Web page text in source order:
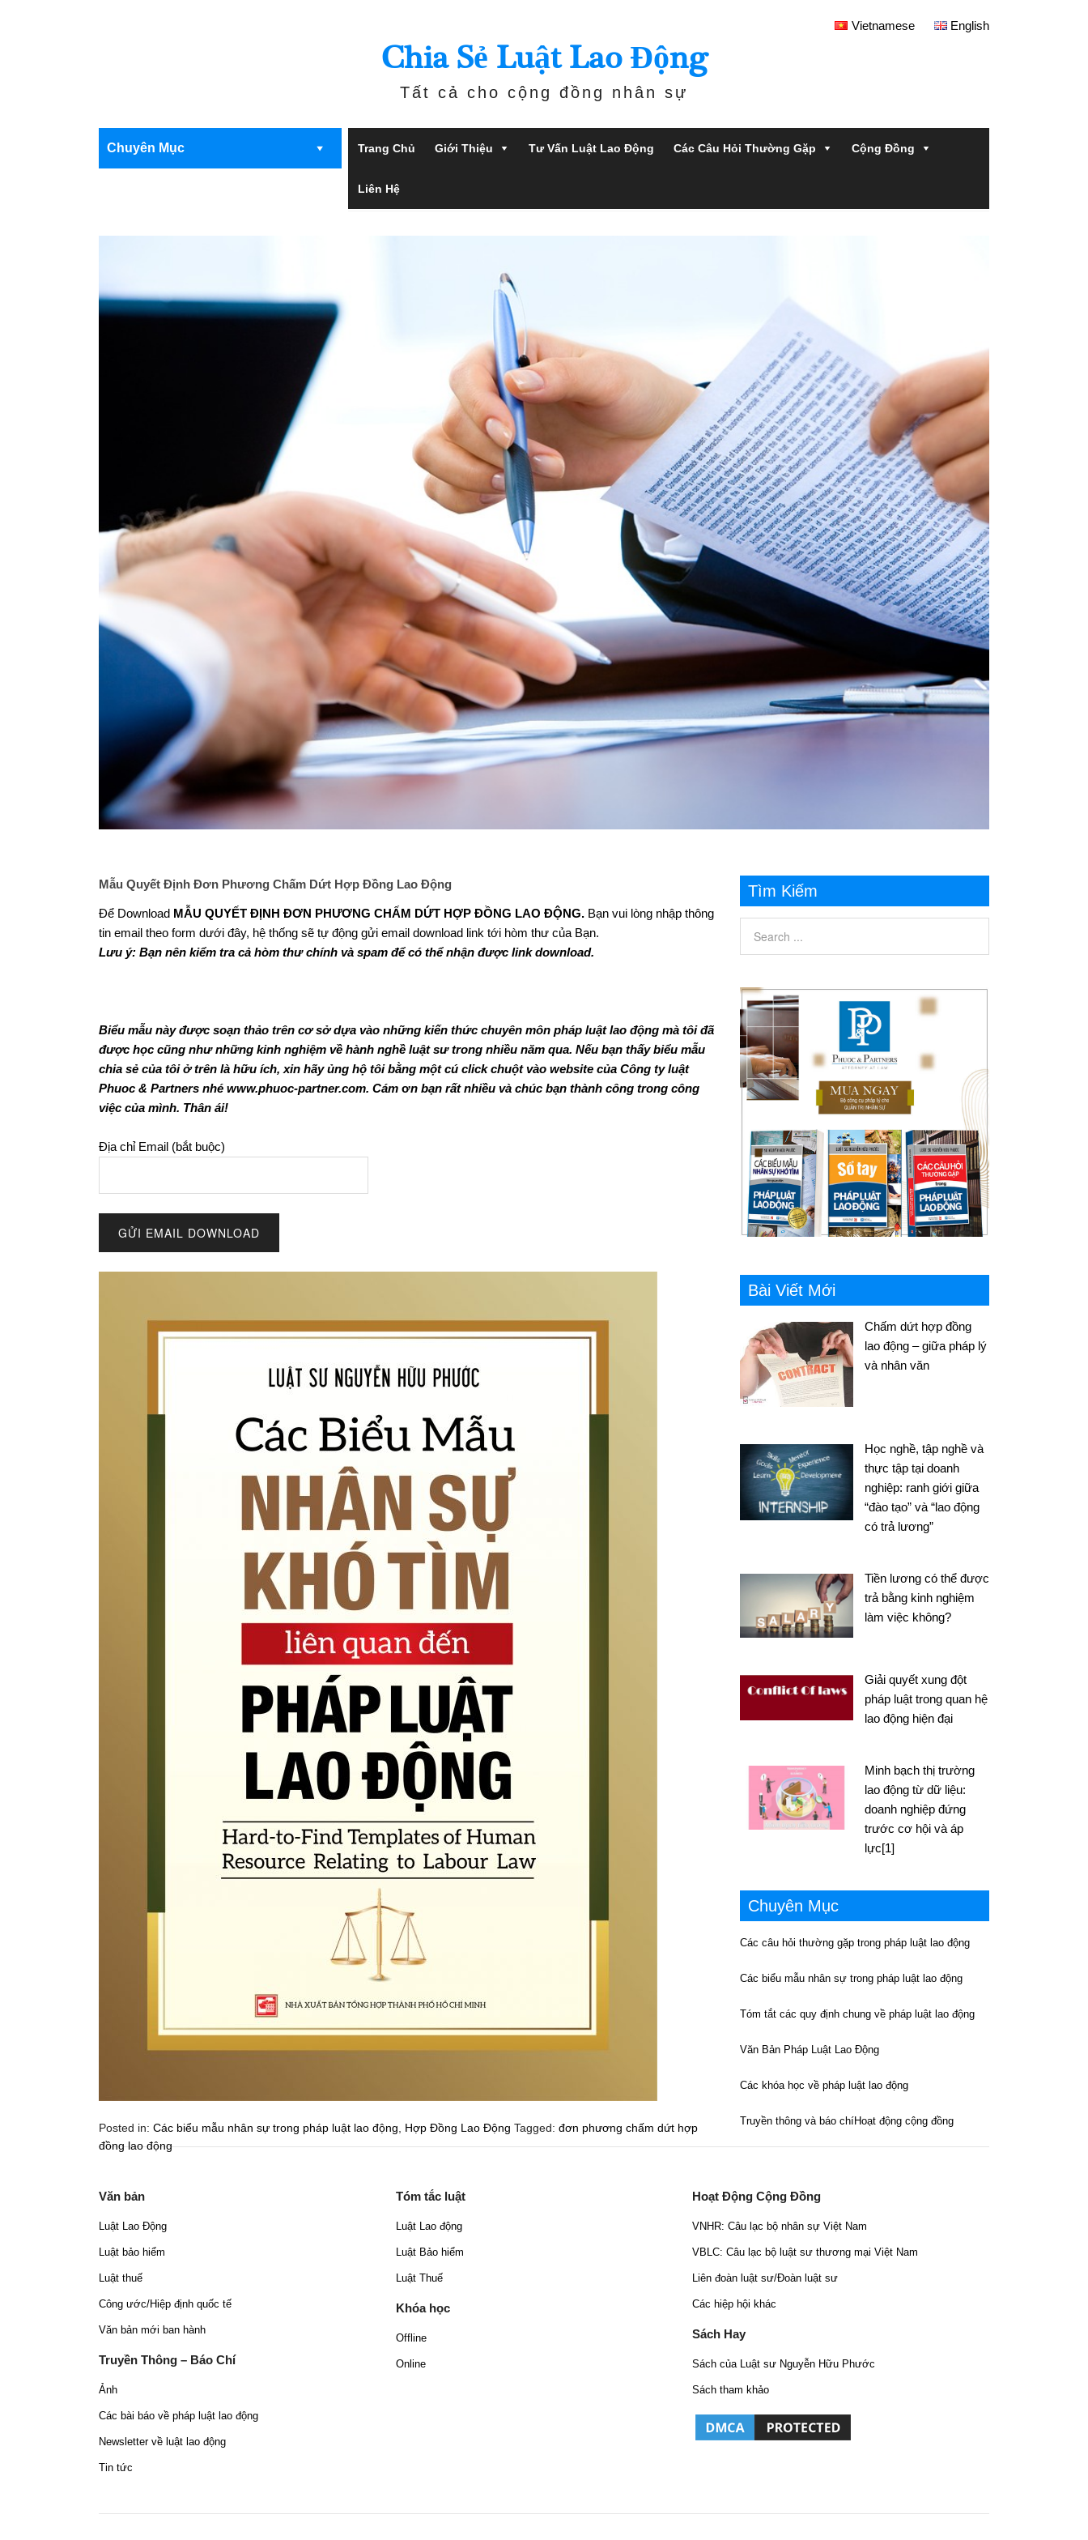
Vietnamese English
Chia Sẻ Luật Lao Động
Tất cả cho cộng đồng nhân sự
Chuyên Mục Trang Chủ Giới Thiệu Tư Vấn Luật Lao Động Các Câu Hỏi Thường Gặp Cộng Đồng
Liên Hệ
Mẫu Quyết Định Đơn Phương Chấm Dứt Hợp Đồng Lao Động
Để Download MẪU QUYẾT ĐỊNH ĐƠN PHƯƠNG CHẤM DỨT HỢP ĐỒNG LAO ĐỘNG. Bạn vui lòng nhập thông
tin email theo form dưới đây, hệ thống sẽ tự động gửi email download link tới hòm thư của Bạn.
Lưu ý: Bạn nên kiểm tra cả hòm thư chính và spam để có thể nhận được link download.
Biểu mẫu này được soạn thảo trên cơ sở dựa vào những kiến thức chuyên môn pháp luật lao động mà tôi đã
được học cũng như những kinh nghiệm về hành nghề luật sư trong nhiều năm qua. Nếu bạn thấy biểu mẫu
chia sẻ của tôi ở trên là hữu ích, xin hãy ủng hộ tôi bằng một cú click chuột vào website của Công ty luật
Phuoc & Partners nhé www.phuoc-partner.com. Cám ơn bạn rất nhiều và chúc bạn thành công trong công
việc của mình. Thân ái!
Địa chỉ Email (bắt buộc)
Posted in: Các biểu mẫu nhân sự trong pháp luật lao động, Hợp Đồng Lao Động Tagged: đơn phương chấm dứt hợp
đồng lao động
Tìm Kiếm
Bài Viết Mới
Chấm dứt hợp đồng
lao động – giữa pháp lý
và nhân văn
Học nghề, tập nghề và
thực tập tại doanh
nghiệp: ranh giới giữa
“đào tạo” và “lao động
có trả lương”
Tiền lương có thể được
trả bằng kinh nghiệm
làm việc không?
Giải quyết xung đột
pháp luật trong quan hệ
lao động hiện đại
Minh bạch thị trường
lao động từ dữ liệu:
doanh nghiệp đứng
trước cơ hội và áp
lực[1]
Chuyên Mục
Các câu hỏi thường gặp trong pháp luật lao động
Các biểu mẫu nhân sự trong pháp luật lao động
Tóm tắt các quy định chung về pháp luật lao động
Văn Bản Pháp Luật Lao Động
Các khóa học về pháp luật lao động
Truyền thông và báo chíHoạt động cộng đồng
Văn bản
Luật Lao Động
Luật bảo hiểm
Luật thuế
Công ước/Hiệp định quốc tế
Văn bản mới ban hành
Truyền Thông – Báo Chí
Ảnh
Các bài báo về pháp luật lao động
Newsletter về luật lao động
Tin tức
Tóm tắc luật
Luật Lao động
Luật Bảo hiểm
Luật Thuế
Khóa học
Offline
Online
Hoạt Động Cộng Đồng
VNHR: Câu lạc bộ nhân sự Việt Nam
VBLC: Câu lạc bộ luật sư thương mại Việt Nam
Liên đoàn luật sư/Đoàn luật sư
Các hiệp hội khác
Sách Hay
Sách của Luật sư Nguyễn Hữu Phước
Sách tham khảo